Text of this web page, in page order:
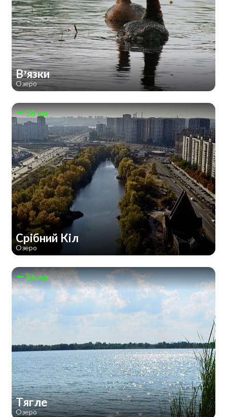
В’язки
Озеро
36 км
Срібний Кіл
Озеро
36 км
Тягле
Озеро